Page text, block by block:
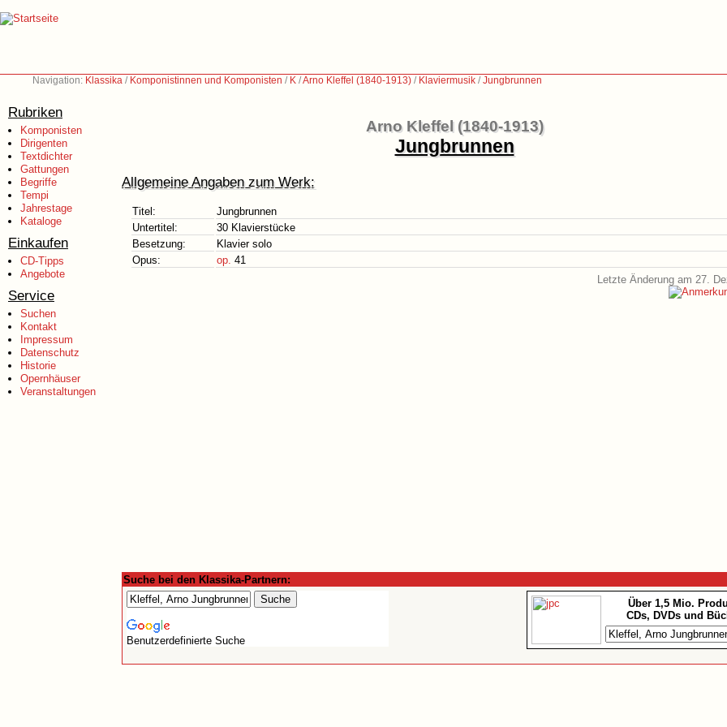
Navigation: Klassika / Komponistinnen und Komponisten / K /Arno Kleffel (1840-1913) / Klaviermusik /Jungbrunnen
Rubriken
Komponisten
Dirigenten
Textdichter
Gattungen
Begriffe
Tempi
Jahrestage
Kataloge
Einkaufen
CD-Tipps
Angebote
Service
Suchen
Kontakt
Impressum
Datenschutz
Historie
Opernhäuser
Veranstaltungen
Arno Kleffel (1840-1913)
Jungbrunnen
Allgemeine Angaben zum Werk:
Titel:
Jungbrunnen
Untertitel:
30 Klavierstücke
Besetzung:
Klavier solo
Opus:
op. 41
Letzte Änderung am 27.
Suche bei den Klassika-Partnern:
Benutzerdefinierte Suche
Über 1,5 Mio.
CDs, DVDs und